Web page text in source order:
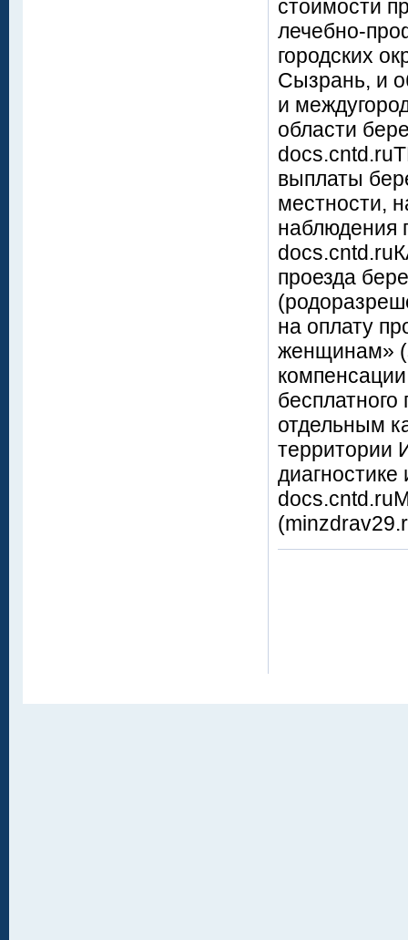
стоимости
лечебно-
городских
Сызрань, и
и
области
выплаты
местности,
наблюдения
проезда
на оплату
женщинам»
отдельным
территории